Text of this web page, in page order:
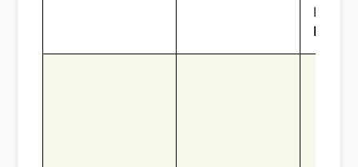
le
bien